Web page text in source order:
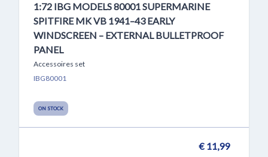
1:72 IBG MODELS 80001 SUPERMARINE
SPITFIRE MK VB 1941–43 EARLY
WINDSCREEN – EXTERNAL BULLETPROOF
PANEL
Accessoires set
IBG80001
ON STOCK
€ 11,99